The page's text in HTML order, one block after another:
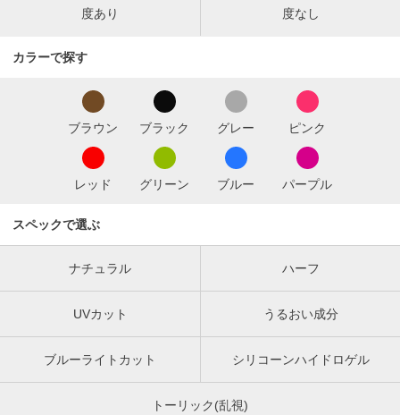
度あり 度なし
カラーで探す
ブラウン ブラック グレー ピンク
レッド グリーン ブルー パープル
スペックで選ぶ
ナチュラル ハーフ
UVカット うるおい成分
ブルーライトカット シリコーンハイドロゲル
トーリック(乱視)